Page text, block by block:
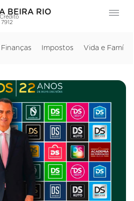
BEIRA RIO
Finanças Impostos Vida e Família